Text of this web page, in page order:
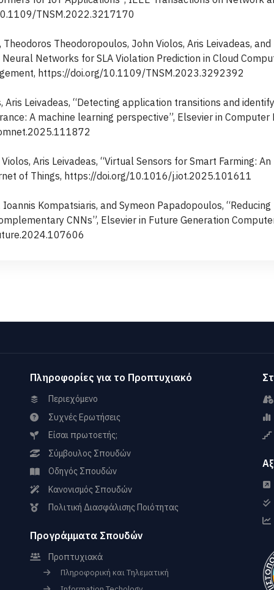
TNSM.2022.3217170
Theodoropoulos, John Violos, Aris Leivadeas,
Networks for SLA Violation Prediction in Cloud
https://doi.org/10.1109/TNSM.2023.3292392
Aris Leivadeas, “Detecting application transitions and
A machine learning perspective”, Elsevier in Computer
Aris Leivadeas, “Virtual Sensors for Smart Farming:
of Things, https://doi.org/10.1016/j.iot.2025.101611
Kompatsiaris, and Symeon Papadopoulos,
CNNs”, Elsevier in Future Generation
Πληροφορίες για το Προπτυχιακό
Περιεχόμενο
Συχνές Ερωτήσεις
Είσαι πρωτοετής;
Σύμβουλος Σπουδών
Οδηγός Σπουδών
Κανονισμός Σπουδών
Πολιτική Διασφάλισης Ποιότητας
Προγράμματα Σπουδών
Προπτυχιακά
Πληροφορική και Τηλεματική